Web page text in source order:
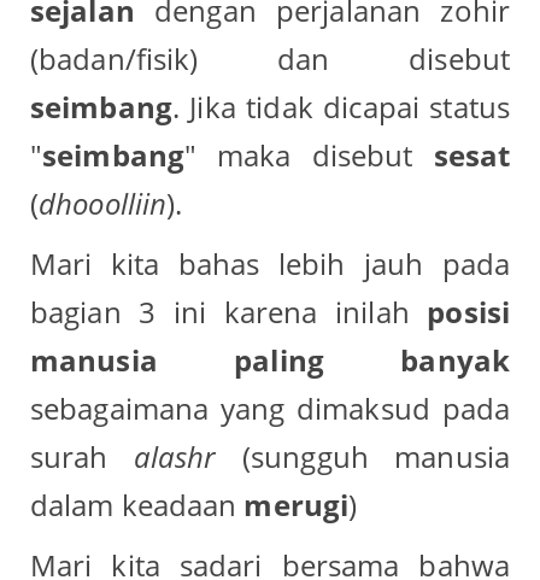
sejalan dengan perjalanan zohir
(badan/fisik) dan disebut
seimbang. Jika tidak dicapai status
"seimbang" maka disebut sesat
(dhooolliin).
Mari kita bahas lebih jauh pada
bagian 3 ini karena inilah posisi
manusia paling banyak
sebagaimana yang dimaksud pada
surah alashr (sungguh manusia
dalam keadaan merugi)
Mari kita sadari bersama bahwa